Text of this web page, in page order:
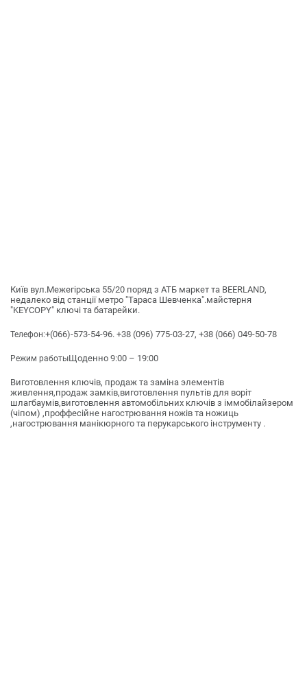
Київ вул.Межегірська 55/20 поряд з АТБ маркет та BEERLAND,
недалеко від станції метро "Тараса Шевченка".майстерня
"KEYCOPY" ключі та батарейки.
Телефон:+(066)-573-54-96. +38 (096) 775-03-27, +38 (066) 049-50-78
Режим работыЩоденно 9:00 – 19:00
Виготовлення ключів, продаж та заміна элементів
живлення,продаж замків,виготовлення пультів для воріт
шлагбаумів,виготовлення автомобільних ключів з іммобілайзером
(чіпом) ,проффесійне нагострювання ножів та ножиць
,нагострювання манікюрного та перукарського інструменту .